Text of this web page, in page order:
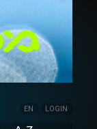
EN LOGIN